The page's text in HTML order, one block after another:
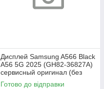
Дисплей Samsung A566 Black
A56 5G 2025 (GH82-36827A)
сервисный оригинал (без
рамки)
Готово до відправки